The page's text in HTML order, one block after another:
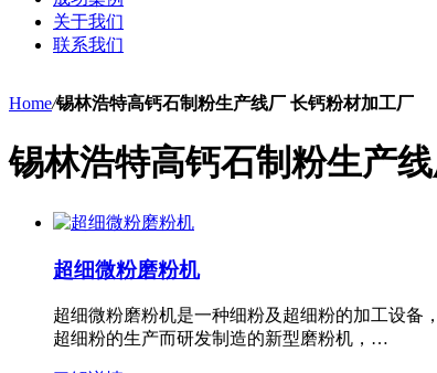
关于我们
联系我们
Home/锡林浩特高钙石制粉生产线厂 长钙粉材加工厂
锡林浩特高钙石制粉生产
超细微粉磨粉机
超细微粉磨粉机是一种细粉及超细粉的加工设备
超细粉的生产而研发制造的新型磨粉机，…